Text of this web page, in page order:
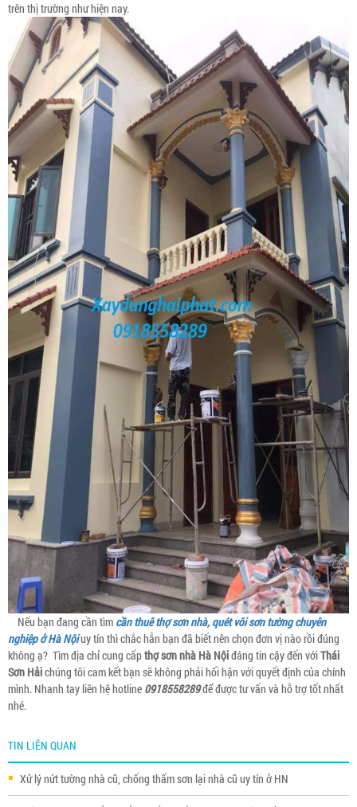
trên thị trường như hiện nay.
Nếu bạn đang cần tìm cần thuê thợ sơn nhà, quét vôi sơn tường chuyên
nghiệp ở Hà Nộiuy tín thì chắc hẳn bạn đã biết nên chọn đơn vị nào rồi đúng
không ạ? Tìm địa chỉ cung cấpthợ sơn nhà Hà Nộiđáng tin cậy đến vớiThái
Sơn Hảichúng tôi cam kết bạn sẽ không phải hối hận với quyết định của chính
mình. Nhanh tay liên hệ hotline 0918558289để được tư vấn và hỗ trợ tốt nhất
nhé.
TIN LIÊN QUAN
Xử lý nứt tường nhà cũ, chống thấm sơn lại nhà cũ uy tín ở HN